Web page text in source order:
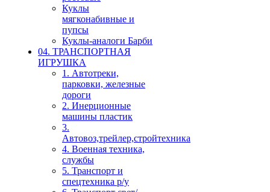
Куклы
мягконабивные и
пупсы
Куклы-аналоги Барби
04. ТРАНСПОРТНАЯ
ИГРУШКА
1. Автотреки,
парковки, железные
дороги
2. Инерционные
машины пластик
3.
Автовоз,трейлер,стройтехника
4. Военная техника,
службы
5. Транспорт и
спецтехника р/у